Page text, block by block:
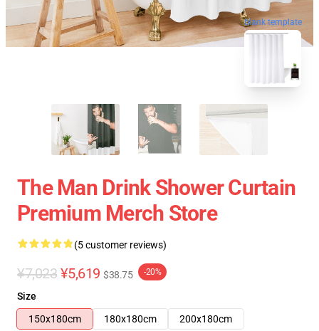
blank template
The Man Drink Shower Curtain
Premium Merch Store
(5 customer reviews)
¥7,023 ¥5,619 $38.75 -20%
Size
150x180cm
180x180cm 200x180cm